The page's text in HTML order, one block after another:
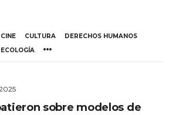
CINE CULTURA
DERECHOS HUMANOS
ECOLOGÍA
sobre modelos de